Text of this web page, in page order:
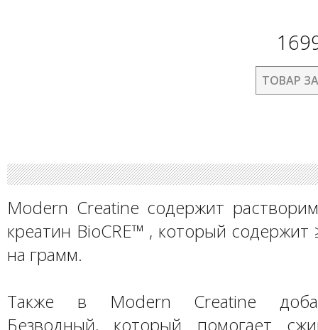
ТОВАР
Modern Creatine содержит
креатин BioCRE™ , который содержит
на грамм.
Также в Modern Creatine
Безводный, который помогает